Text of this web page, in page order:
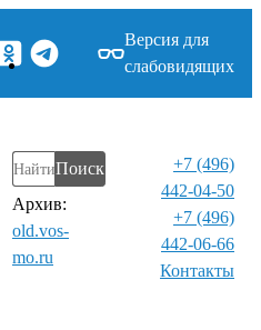
Версия для
слабовидящих
Поиск
Архив:
old.vos-
mo.ru
+7 (496)
442-04-50
+7 (496)
442-06-66
Контакты⁠